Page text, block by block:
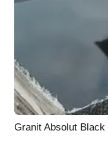
Granit Absolut Black